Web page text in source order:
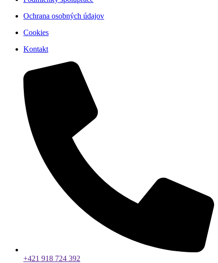
Ochrana osobných údajov
Cookies
Kontakt
+421 918 724 392